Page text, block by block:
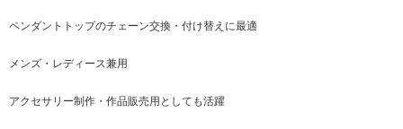
ペンダントトップのチェーン交換・付け替えに最適
メンズ・レディース兼用
アクセサリー制作・作品販売用としても活躍